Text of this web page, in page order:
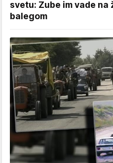
svetu: Zube im vade na
balegom